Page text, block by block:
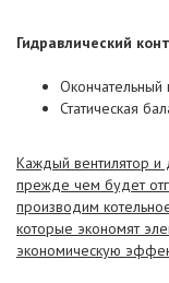
Гидравлический
Окончательный
Статическая
Каждый вентилятор и
прежде чем будет
производим
которые экономят
экономическую